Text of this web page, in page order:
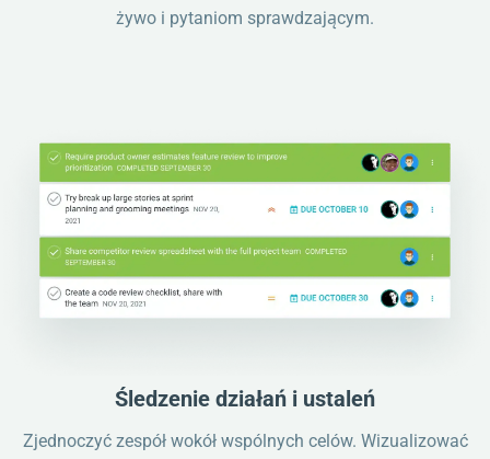
żywo i pytaniom sprawdzającym.
Śledzenie działań i ustaleń
Zjednoczyć zespół wokół wspólnych celów. Wizualizować